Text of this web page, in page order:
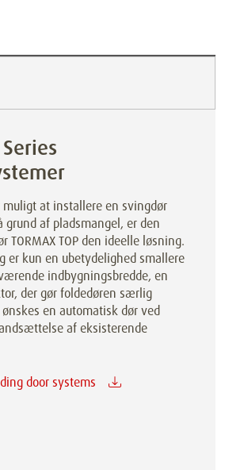
at installere en svingdør
grund af pladsmangel, er den
TORMAX TOP den ideelle løsning.
er kun en ubetydelighed smallere
indbygningsbredde, en
der gør foldedøren særlig
en automatisk dør ved
af eksisterende
door systems